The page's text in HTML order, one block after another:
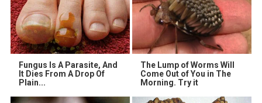
Fungus Is A Parasite, And
It Dies From A Drop Of
Plain...
The Lump of Worms Will
Come Out of You in The
Morning. Try it